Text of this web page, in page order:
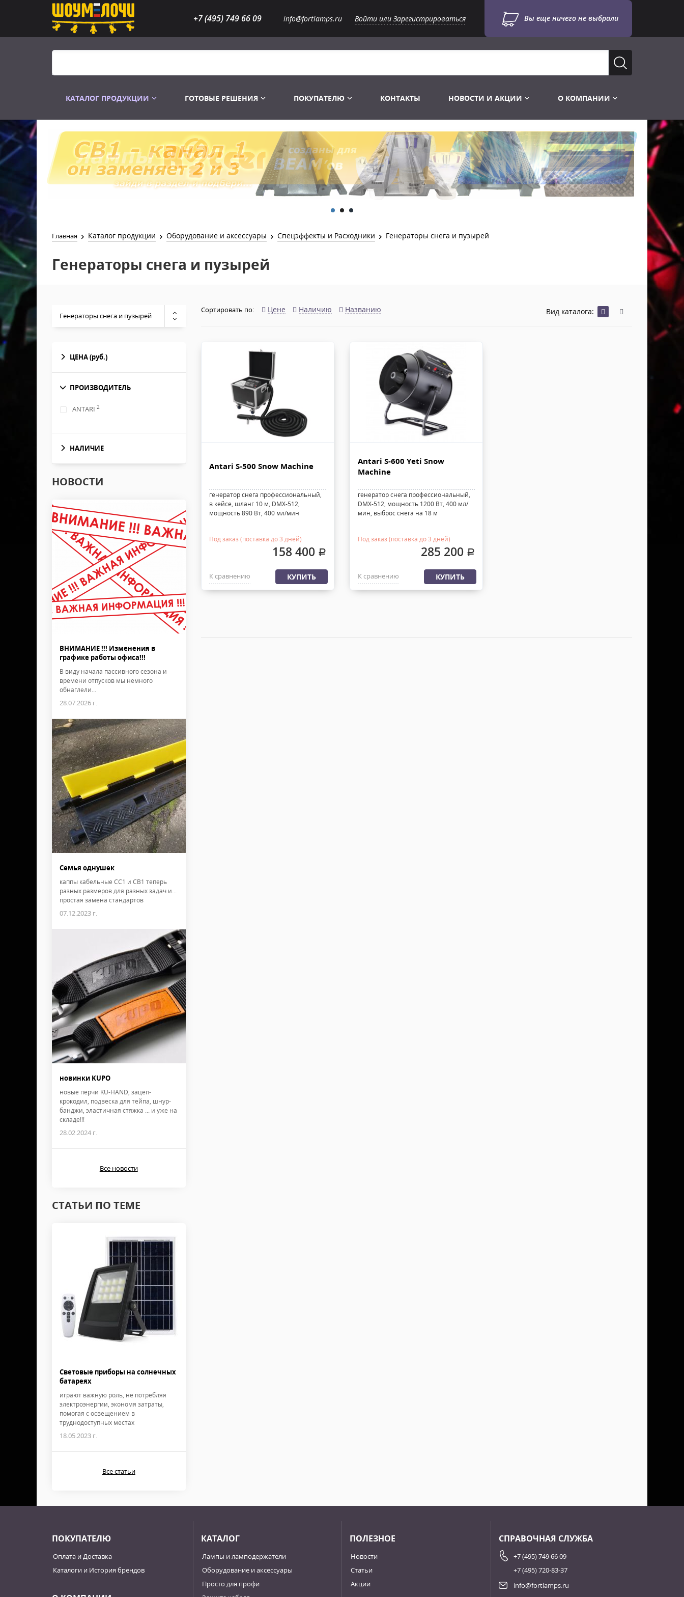
+7 (495) 749 66 09 info@fortlamps.ru Войти или Зарегистрироваться Вы еще ничего не выбрали
КАТАЛОГ ПРОДУКЦИИ
Распродажа
Лампы Винтаж Ретро Декор
Лампы галогенные 6-120 V
Лампы студийные 110-240 V
Лампы-фары PAR
Лампы для бассейна
Лампы газоразрядные
Лампы UV TUV HNS
Лампы видеопроекторные
Пускорегулирующая аппаратура
Распродажа
Перчатки
Сумки и подсумки
Инструменты
Готовые комплекты
Конструктор МИКРОСЦЕНА
Распродажа
Световое оборудование
Аксессуары для света
Лебёдки и Аксессуары
Фермы Штативы Стойки
Распродажа
2х канальные модули
5и канальные модули
6и канальные модули
ГОТОВЫЕ РЕШЕНИЯ ПОКУПАТЕЛЮ КОНТАКТЫ НОВОСТИ И АКЦИИ О КОМПАНИИ
Главная Каталог продукции Оборудование и аксессуары Спецэффекты и Расходники Генераторы снега и пузырей
Генераторы снега и пузырей
Генераторы снега и пузырей
ЦЕНА(руб.)
ПРОИЗВОДИТЕЛЬ
ANTARI 2
НАЛИЧИЕ
НОВОСТИ
ВНИМАНИЕ !!! Изменения в
графике работы офиса!!!
В виду начала пассивного сезона и
времени отпусков мы немного
обнаглели...
28.07.2026 г.
Семья однушек
каппы кабельные CC1 и CB1 теперь
разных размеров для разных задач и...
простая замена стандартов
07.12.2023 г.
новинки KUPO
новые перчи KU-HAND, зацеп-
крокодил, подвеска для тейпа, шнур-
банджи, эластичная стяжка ... и уже на
складе!!!
28.02.2024 г.
Все новости
СТАТЬИ ПО ТЕМЕ
Световые приборы на солнечных
батареях
играют важную роль, не потребляя
электроэнергии, экономя затраты,
помогая с освещением в
труднодоступных местах
18.05.2023 г.
Все статьи
Сортировать по: Цене Наличию Названию Вид каталога:
Antari S-500 Snow Machine
генератор снега профессиональный,
в кейсе, шланг 10 м, DMX-512,
мощность 890 Вт, 400 мл/мин
Под заказ (поставка до 3 дней)
158 400 .
К сравнению КУПИТЬ
Antari S-600 Yeti Snow
Machine
генератор снега профессиональный,
DMX-512, мощность 1200 Вт, 400 мл/
мин, выброс снега на 18 м
Под заказ (поставка до 3 дней)
285 200 .
К сравнению КУПИТЬ
ПОКУПАТЕЛЮ
Оплата и Доставка
Каталоги и История брендов
КАТАЛОГ
Лампы и ламподержатели
Оборудование и аксессуары
Просто для профи
ПОЛЕЗНОЕ
Новости
Статьи
Акции
СПРАВОЧНАЯ СЛУЖБА
+7 (495) 749 66 09
+7 (495) 720-83-37
info@fortlamps.ru